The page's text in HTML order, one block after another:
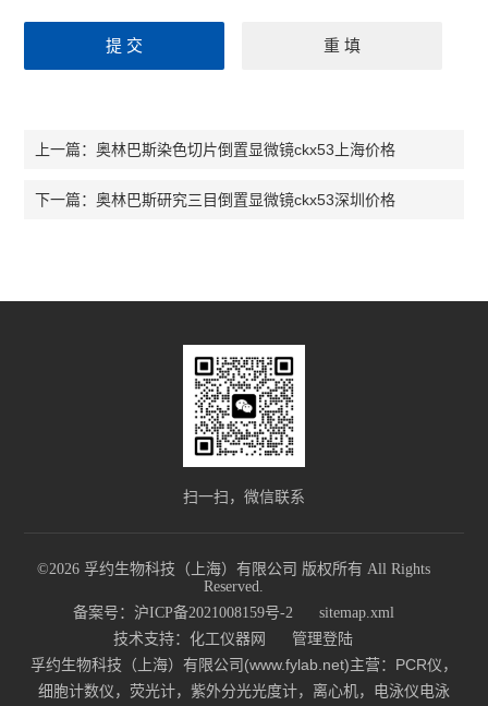
上一篇：奥林巴斯染色切片倒置显微镜ckx53上海价格
下一篇：奥林巴斯研究三目倒置显微镜ckx53深圳价格
扫一扫，微信联系
©2026 孚约生物科技（上海）有限公司 版权所有 All Rights
Reserved.
备案号：沪ICP备2021008159号-2
sitemap.xml
技术支持： 化工仪器网 管理登陆
孚约生物科技（上海）有限公司(www.fylab.net)主营：PCR仪，
细胞计数仪，荧光计，紫外分光光度计，离心机，电泳仪电泳